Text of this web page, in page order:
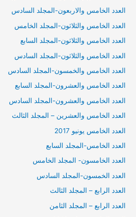
العدد الخامس والاربعون-المجلد السادس
العدد الخامس والثلاثون-المجلد الخامس
العدد الخامس والثلاثون-المجلد السابع
العدد الخامس والثلاثون-المجلد السادس
العدد الخامس والخمسون-المجلد السادس
العدد الخامس والعشرون-المجلد السابع
العدد الخامس والعشرون-المجلد السادس
العدد الخامس والعشرين – المجلد الثالث
العدد الخامس يونيو 2017
العدد الخامس-المجلد السابع
العدد الخامسون- المجلد الخامس
العدد الخمسون-المجلد السادس
العدد الرابع – المجلد الثالث
العدد الرابع – المجلد الثامن